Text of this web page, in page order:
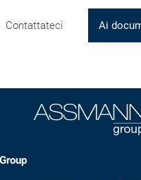
Contattateci Ai